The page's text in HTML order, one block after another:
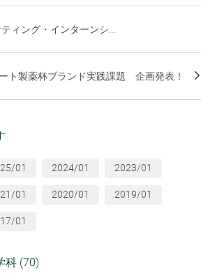
ィング・インターンシ...
ト製薬杯ブランド実践課題 企画発表！
01 2024/01 2023/01
01 2020/01 2019/01
01
科 (70)